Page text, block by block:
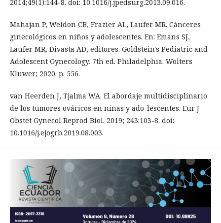
2014;49(1):144-8. doi: 10.1016/j.jpedsurg.2013.09.016.
Mahajan P, Weldon CB, Frazier AL, Laufer MR. Cánceres
ginecológicos en niños y adolescentes. En: Emans SJ,
Laufer MR, Divasta AD, editores. Goldstein's Pediatric and
Adolescent Gynecology. 7th ed. Philadelphia: Wolters
Kluwer; 2020. p. 556.
van Heerden J, Tjalma WA. El abordaje multidisciplinario
de los tumores ováricos en niñas y ado-lescentes. Eur J
Obstet Gynecol Reprod Biol. 2019; 243:103-8. doi:
10.1016/j.ejogrb.2019.08.003.